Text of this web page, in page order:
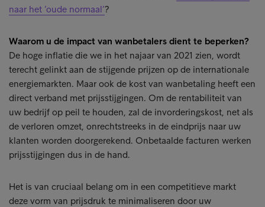
naar het ’oude normaal’?
Waarom u de impact van wanbetalers dient te beperken?
De hoge inflatie die we in het najaar van 2021 zien, wordt
terecht gelinkt aan de stijgende prijzen op de internationale
energiemarkten. Maar ook de kost van wanbetaling heeft een
direct verband met prijsstijgingen. Om de rentabiliteit van
uw bedrijf op peil te houden, zal de invorderingskost, net als
de verloren omzet, onrechtstreeks in de eindprijs naar uw
klanten worden doorgerekend. Onbetaalde facturen werken
prijsstijgingen dus in de hand.
Het is van cruciaal belang om in een competitieve markt
deze vorm van prijsdruk te minimaliseren door uw